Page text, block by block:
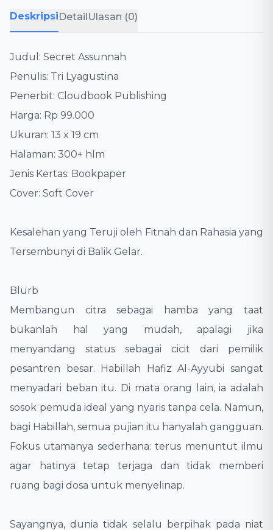
DeskripsiDetailUlasan (0)
Judul: Secret Assunnah
​Penulis: Tri Lyagustina
​Penerbit: Cloudbook Publishing
​Harga: Rp 99.000
​Ukuran: 13 x 19 cm
​Halaman: 300+ hlm
​Jenis Kertas: Bookpaper
​Cover: Soft Cover
​Kesalehan yang Teruji oleh Fitnah dan Rahasia yang
Tersembunyi di Balik Gelar.
​Blurb
​Membangun citra sebagai hamba yang taat
bukanlah hal yang mudah, apalagi jika
menyandang status sebagai cicit dari pemilik
pesantren besar. Habillah Hafiz Al-Ayyubi sangat
menyadari beban itu. Di mata orang lain, ia adalah
sosok pemuda ideal yang nyaris tanpa cela. Namun,
bagi Habillah, semua pujian itu hanyalah gangguan.
Fokus utamanya sederhana: terus menuntut ilmu
agar hatinya tetap terjaga dan tidak memberi
ruang bagi dosa untuk menyelinap.
​Sayangnya, dunia tidak selalu berpihak pada niat